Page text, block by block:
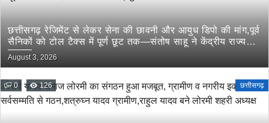
छत्तीसगढ़ रेजिमेंट से लेकर सेना की छावनी और आयुध डिपो की मांग,पूर्व
सैनिकों को टोल टैक्स में पूर्ण छूट तक—संतोष साहू ने केंद्रीय राज्य
मंत्री तोखन साहू के समक्ष उठाई सैनिक हितों की प्रमुख मांगें
August 3, 2026
0 126 छत्तीसगढ़